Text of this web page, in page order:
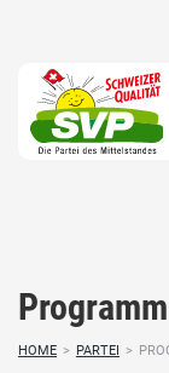
Programm
HOME > PARTEI >